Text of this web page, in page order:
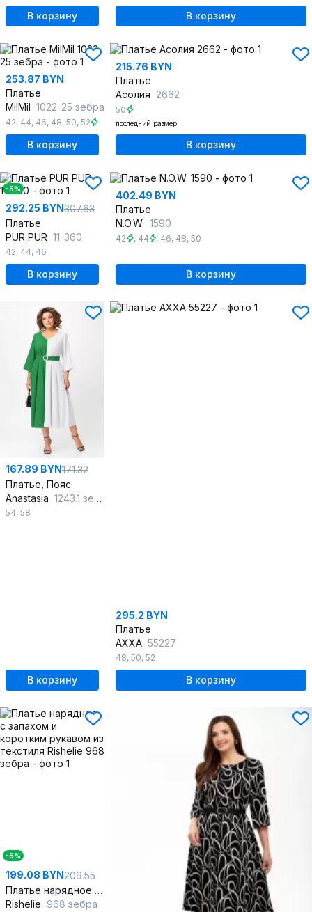
В корзину В корзину
253.87 BYN
Платье
MilMil 1022-25 зебра
42, 44, 46, 48, 50, 52
В корзину
215.76 BYN
Платье
Асолия 2662
50
последний размер
В корзину
-5%
292.25 BYN307.63
Платье
PUR PUR 11-360
42, 44, 46
В корзину
402.49 BYN
Платье
N.O.W. 1590
42 , 44 , 46, 48, 50
В корзину
167.89 BYN171.32
Платье, Пояс
Anastasia 1243.1 зелено-белый_
54, 58
В корзину
295.2 BYN
Платье
AXXA 55227
48, 50, 52
В корзину
-5%
199.08 BYN209.55
Платье нарядное с запахом и коротким рукавом из текстиля
Rishelie 968 зебра